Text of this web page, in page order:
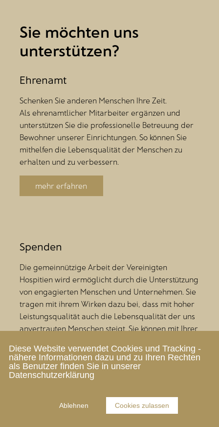
Sie möchten uns
unterstützen?
Ehrenamt
Schenken Sie anderen Menschen Ihre Zeit.
Als ehrenamtlicher Mitarbeiter ergänzen und
unterstützen Sie die professionelle Betreuung der
Bewohner unserer Einrichtungen. So können Sie
mithelfen die Lebensqualität der Menschen zu
erhalten und zu verbessern.
mehr erfahren
Spenden
Die gemeinnützige Arbeit der Vereinigten
Hospitien wird ermöglicht durch die Unterstützung
von engagierten Menschen und Unternehmen. Sie
tragen mit ihrem Wirken dazu bei, dass mit hoher
Leistungsqualität auch die Lebensqualität der uns
anvertrauten Menschen steigt. Sie können mit Ihrer
Hospitien mitgestalten und ein Teil dieser
Gemeinschaft werden.
Diese Website verwendet Cookies und Tracking -
nähere Informationen dazu und zu Ihren Rechten
als Benutzer finden Sie in unserer
Datenschutzerklärung
Ablehnen Cookies zulassen